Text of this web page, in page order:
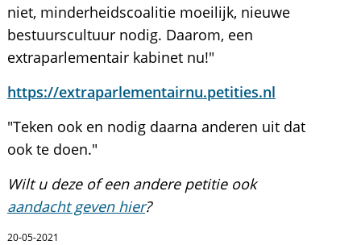
niet, minderheidscoalitie moeilijk, nieuwe
bestuurscultuur nodig. Daarom, een
extraparlementair kabinet nu!"
https://extraparlementairnu.petities.nl
"Teken ook en nodig daarna anderen uit dat
ook te doen."
Wilt u deze of een andere petitie ook
aandacht geven hier?
20-05-2021